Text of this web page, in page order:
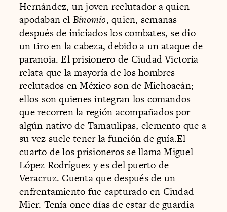
Hernández, un joven reclutador a quien
apodaban el Binomio, quien, semanas
después de iniciados los combates, se dio
un tiro en la cabeza, debido a un ataque de
paranoia. El prisionero de Ciudad Victoria
relata que la mayoría de los hombres
reclutados en México son de Michoacán;
ellos son quienes integran los comandos
que recorren la región acompañados por
algún nativo de Tamaulipas, elemento que a
su vez suele tener la función de guía.El
cuarto de los prisioneros se llama Miguel
López Rodríguez y es del puerto de
Veracruz. Cuenta que después de un
enfrentamiento fue capturado en Ciudad
Mier. Tenía once días de estar de guardia